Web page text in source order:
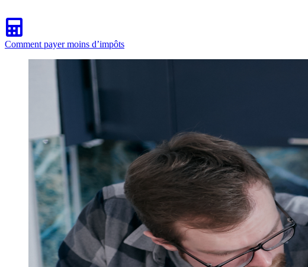
Comment payer moins d’impôts